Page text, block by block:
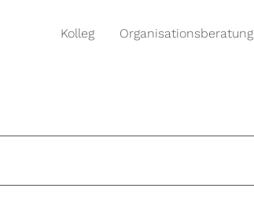
Kolleg Organisationsberatung